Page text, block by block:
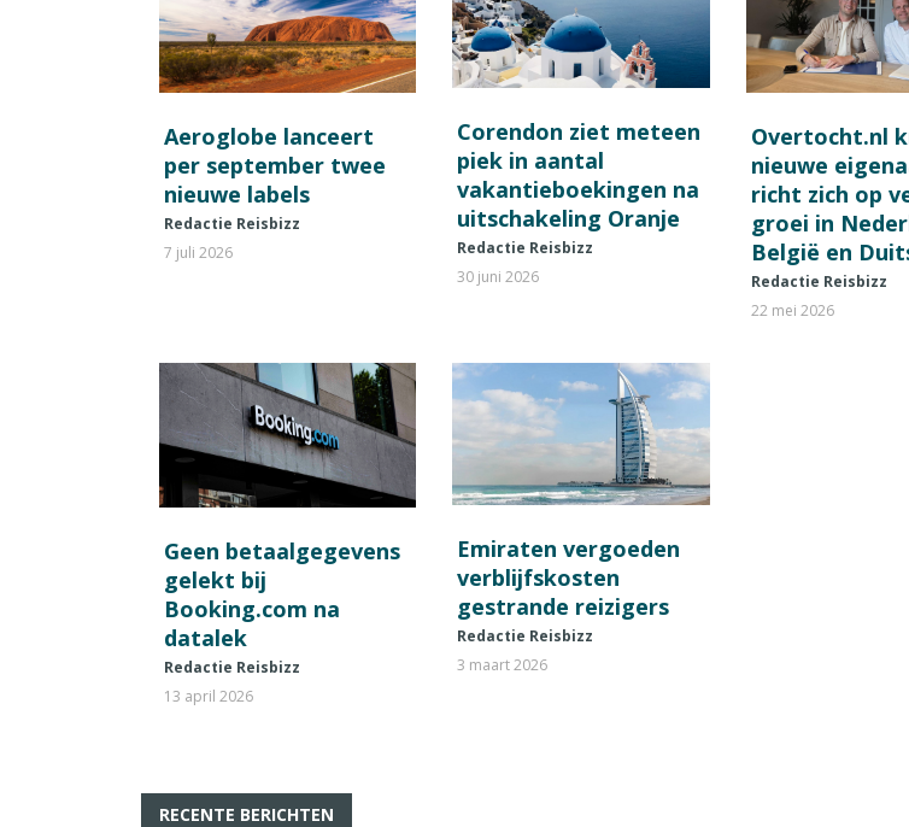
Aeroglobe lanceert
per september twee
nieuwe labels
Redactie Reisbizz
7 juli 2026
Corendon ziet meteen
piek in aantal
vakantieboekingen na
uitschakeling Oranje
Redactie Reisbizz
30 juni 2026
Overtocht.nl
nieuwe
richt zich op
groei in
België en
Redactie Reisbizz
22 mei 2026
Geen betaalgegevens
gelekt bij
Booking.com na
datalek
Redactie Reisbizz
13 april 2026
Emiraten vergoeden
verblijfskosten
gestrande reizigers
Redactie Reisbizz
3 maart 2026
RECENTE BERICHTEN